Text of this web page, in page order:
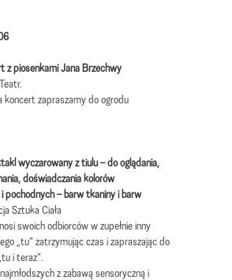
z piosenkami Jana Brzechwy
koncert zapraszamy do ogrodu
wyczarowany z tiulu – do oglądania,
doświadczania kolorów
pochodnych – barw tkaniny i barw
Sztuka Ciała
swoich odbiorców w zupełnie inny
„tu” zatrzymując czas i zapraszając do
i teraz”.
z zabawą sensoryczną i